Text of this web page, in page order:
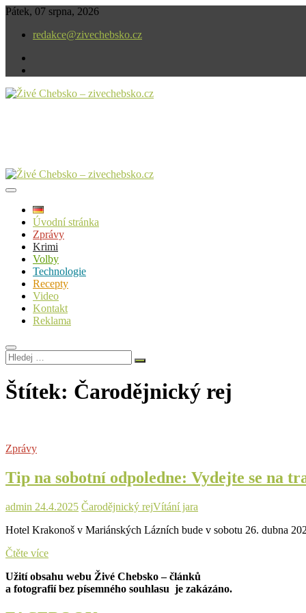
Skip
content
Pátek, 07 srpna, 2026
redakce@zivechebsko.cz
Úvodní stránka
Zprávy
Krimi
Volby
Technologie
Recepty
Video
Kontakt
Reklama
Hledej
…
Štítek: Čarodějnický rej
Zprávy
Tip na sobotní odpoledne: Vydejte se na
admin 24.4.2025 Čarodějnický rejVítání jara
Hotel Krakonoš v Mariánských Lázních bude v sobotu 26. dubna
Čtěte víceTip
sobotní
odpoledne:
Užití obsahu webu Živé Chebsko – článků
a fotografií bez písemného souhlasu je zakázáno.